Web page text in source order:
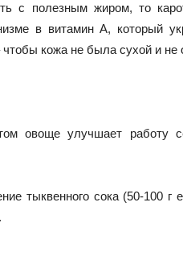
с полезным жиром, то
в витамин А, который
чтобы кожа не была сухой и не
овоще улучшает работу
тыквенного сока (50-100